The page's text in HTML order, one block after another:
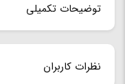
توضیحات تکمیلی
توضیحات تکمیلی
نظرات کاربران